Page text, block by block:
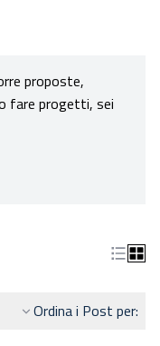
proposte,
fare progetti, sei
Ordina i Post per: